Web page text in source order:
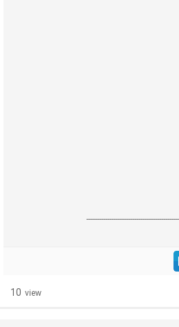
10 view